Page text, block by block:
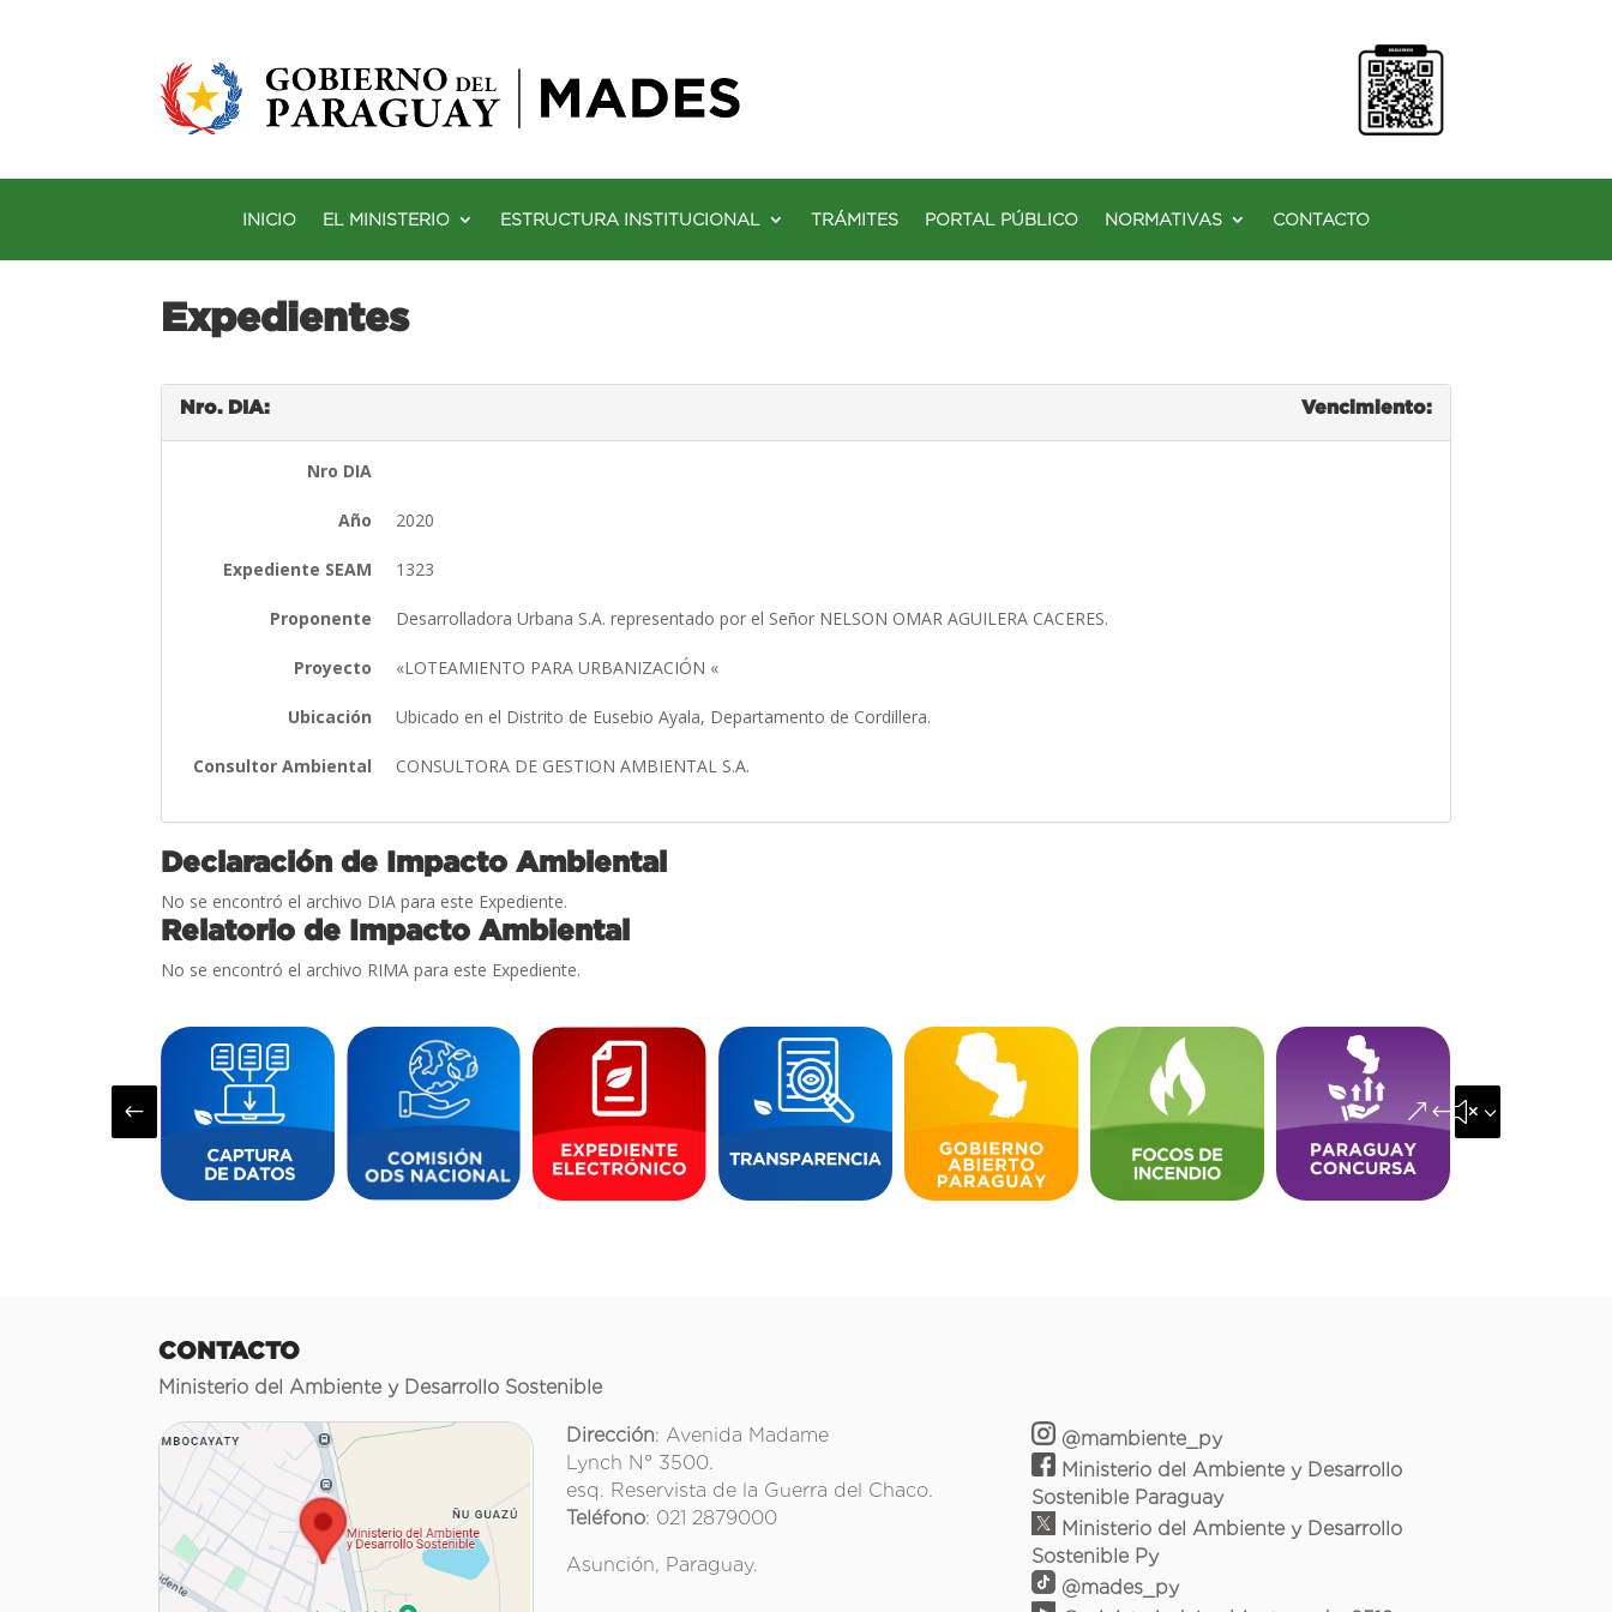
INICIO EL MINISTERIO ESTRUCTURA INSTITUCIONAL TRÁMITES PORTAL PÚBLICO NORMATIVAS CONTACTO
Expedientes
Nro. DIA: Vencimiento:
Nro DIA
Año 2020
Expediente SEAM 1323
Proponente Desarrolladora Urbana S.A. representado por el Señor NELSON OMAR AGUILERA CACERES.
Proyecto «LOTEAMIENTO PARA URBANIZACIÓN «
Ubicación Ubicado en el Distrito de Eusebio Ayala, Departamento de Cordillera.
Consultor Ambiental CONSULTORA DE GESTION AMBIENTAL S.A.
Declaración de Impacto Ambiental
No se encontró el archivo DIA para este Expediente.
Relatorio de Impacto Ambiental
No se encontró el archivo RIMA para este Expediente.
# &#x35;
CONTACTO
Ministerio del Ambiente y Desarrollo Sostenible
Dirección: Avenida Madame
Lynch N° 3500.
esq. Reservista de la Guerra del Chaco.
Teléfono: 021 2879000
Asunción, Paraguay.
@mambiente_py
Ministerio del Ambiente y Desarrollo
Sostenible Paraguay
Ministerio del Ambiente y Desarrollo
Sostenible Py
@mades_py